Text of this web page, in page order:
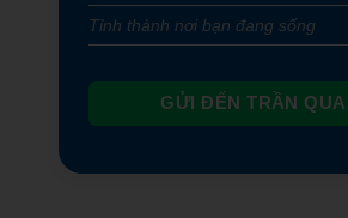
GỬI ĐẾN TRẦN